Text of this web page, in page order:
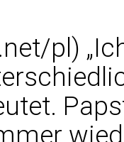
pl)